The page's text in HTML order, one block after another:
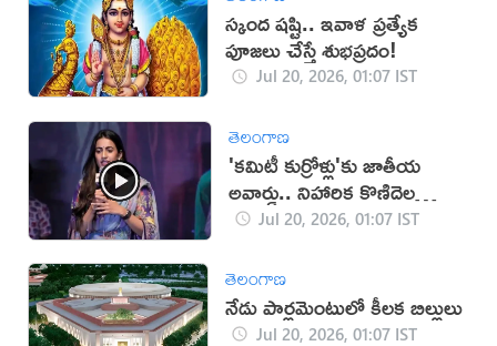
స్కంద షష్టి.. ఇవాళ ప్రత్యేక
పూజలు చేస్తే శుభప్రదం!
Jul 20, 2026, 01:07 IST
తెలంగాణ
'కమిటీ కుర్రోళ్లు'కు జాతీయ
అవార్డు.. నిహారిక కొణిదెల
ఏమన్నారంటే? (వీడియో)
Jul 20, 2026, 01:07 IST
తెలంగాణ
నేడు పార్లమెంటులో కీలక బిల్లులు
Jul 20, 2026, 01:07 IST